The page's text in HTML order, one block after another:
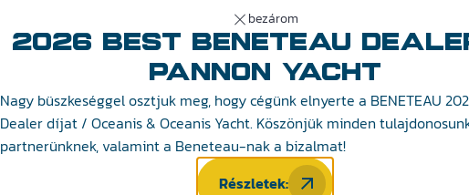
bezárom
2026 BEST BENETEAU
PANNON YACHT
Nagy büszkeséggel osztjuk meg, hogy cégünk elnyerte a BENETEAU
Dealer díjat / Oceanis & Oceanis Yacht. Köszönjük minden
partnerünknek, valamint a Beneteau-nak a bizalmat!
Részletek:
Szolgáltatásaink Aktualitások Hajózás 101 Pannon Yacht